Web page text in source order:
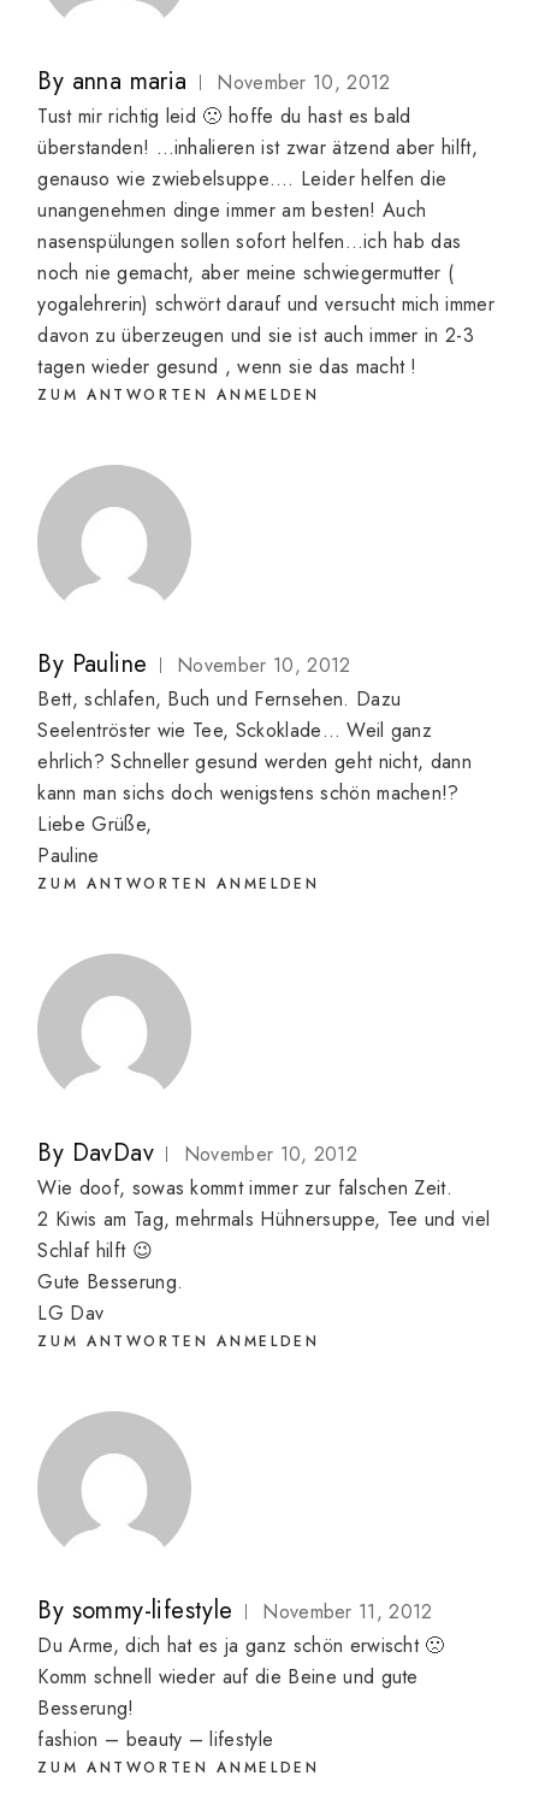
By anna maria
November 10, 2012
Tust mir richtig leid 🙁 hoffe du hast es bald
überstanden! …inhalieren ist zwar ätzend aber hilft,
genauso wie zwiebelsuppe…. Leider helfen die
unangenehmen dinge immer am besten! Auch
nasenspülungen sollen sofort helfen…ich hab das
noch nie gemacht, aber meine schwiegermutter (
yogalehrerin) schwört darauf und versucht mich immer
davon zu überzeugen und sie ist auch immer in 2-3
tagen wieder gesund , wenn sie das macht !
ZUM ANTWORTEN ANMELDEN
By Pauline
November 10, 2012
Bett, schlafen, Buch und Fernsehen. Dazu
Seelentröster wie Tee, Sckoklade… Weil ganz
ehrlich? Schneller gesund werden geht nicht, dann
kann man sichs doch wenigstens schön machen!?
Liebe Grüße,
Pauline
ZUM ANTWORTEN ANMELDEN
By DavDav
November 10, 2012
Wie doof, sowas kommt immer zur falschen Zeit.
2 Kiwis am Tag, mehrmals Hühnersuppe, Tee und viel
Schlaf hilft 😉
Gute Besserung.
LG Dav
ZUM ANTWORTEN ANMELDEN
By sommy-lifestyle
November 11, 2012
Du Arme, dich hat es ja ganz schön erwischt 🙁
Komm schnell wieder auf die Beine und gute
Besserung!
fashion – beauty – lifestyle
ZUM ANTWORTEN ANMELDEN